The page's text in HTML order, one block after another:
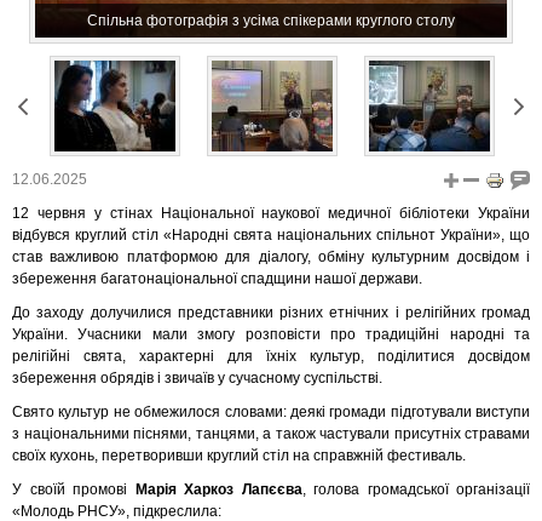
Спільна фотографія з усіма спікерами круглого столу
12.06.2025
12 червня у стінах Національної наукової медичної бібліотеки України
відбувся круглий стіл «Народні свята національних спільнот України», що
став важливою платформою для діалогу, обміну культурним досвідом і
збереження багатонаціональної спадщини нашої держави.
До заходу долучилися представники різних етнічних і релігійних громад
України. Учасники мали змогу розповісти про традиційні народні та
релігійні свята, характерні для їхніх культур, поділитися досвідом
збереження обрядів і звичаїв у сучасному суспільстві.
Свято культур не обмежилося словами: деякі громади підготували виступи
з національними піснями, танцями, а також частували присутніх стравами
своїх кухонь, перетворивши круглий стіл на справжній фестиваль.
У своїй промові Марія Харкоз Лапєєва, голова громадської організації
«Молодь РНСУ», підкреслила: